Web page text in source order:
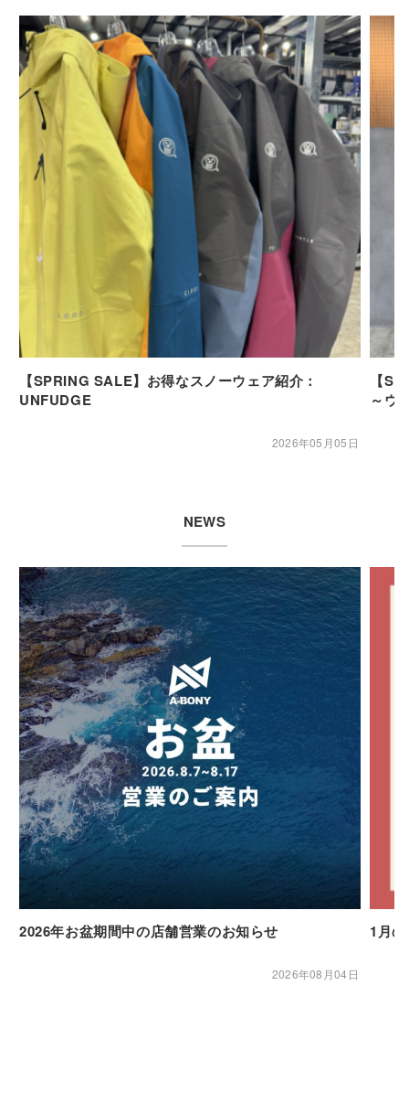
【SPRING SALE】お得なスノーウェア紹介：
UNFUDGE
2026年05月05日
【
～ウ
NEWS
2026年お盆期間中の店舗営業のお知らせ
2026年08月04日
1月